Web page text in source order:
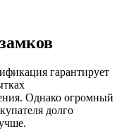
гарантирует
Однако огромный
долго